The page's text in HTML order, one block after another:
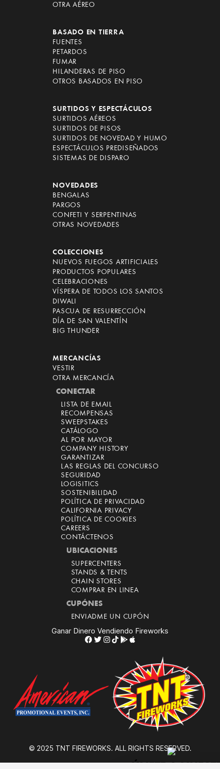
OTRA AÉREO
BASADO EN TIERRA
FUENTES
PETARDOS
FUMAR
HILANDERAS DE PISO
OTROS BASADOS EN PISO
SURTIDOS Y ESPECTÁCULOS
SURTIDOS AÉREOS
SURTIDOS DE PISOS
SURTIDOS DE NOVEDAD Y HUMO
ESPECTÁCULOS PREDISEÑADOS
SISTEMAS DE DISPARO
NOVEDADES
BENGALAS
PARGOS
CONFETI Y SERPENTINAS
OTRAS NOVEDADES
COLECCIONES
NUEVOS FUEGOS ARTIFICIALES
PRODUCTOS POPULARES
CELEBRACIONES
VÍSPERA DE TODOS LOS SANTOS
DIWALI
PASCUA DE RESURRECCIÓN
DÍA DE SAN VALENTÍN
BIG THUNDER
MERCANCÍAS
VESTIR
OTRA MERCANCÍA
CONECTAR
LISTA DE EMAIL
RECOMPENSAS
SWEEPSTAKES
CATÁLOGO
AL POR MAYOR
COMPANY HISTORY
GARANTIZAR
LAS REGLAS DEL CONCURSO
SEGURIDAD
LOGISITICS
SOSTENIBILIDAD
POLÍTICA DE PRIVACIDAD
CALIFORNIA PRIVACY
POLÍTICA DE COOKIES
CAREERS
CONTÁCTENOS
UBICACIONES
SUPERCENTERS
STANDS & TENTS
CHAIN STORES
COMPRAR EN LINEA
CUPÓNES
ENVIADME UN CUPÓN
Ganar Dinero Vendiendo Fireworks
© 2025 TNT FIREWORKS. ALL RIGHTS RESERVED.